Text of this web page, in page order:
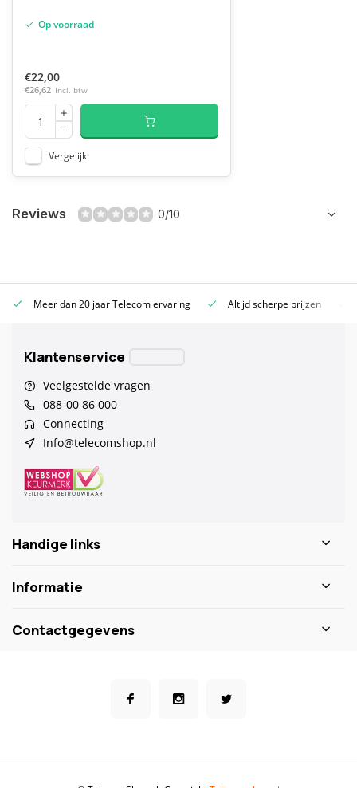
Op voorraad
€22,00
€26,62 Incl. btw
Vergelijk
Reviews 0/10
Meer dan 20 jaar Telecom ervaring Altijd scherpe prijzen
Klantenservice
Veelgestelde vragen
088-00 86 000
Connecting
Info@telecomshop.nl
Handige links
Informatie
Contactgegevens